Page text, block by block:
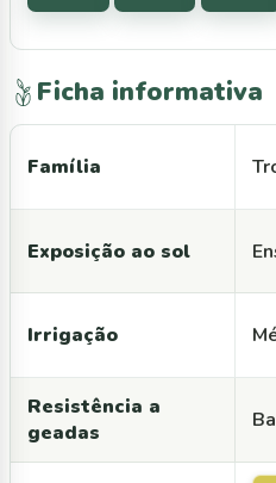
Ficha informativa
Família
Exposição ao sol
Irrigação
Resistência a
geadas